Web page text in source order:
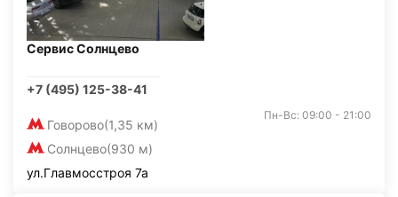
Сервис Солнцево
+7 (495) 125-38-41
Говорово(1,35 км)
Солнцево(930 м)
Пн-Вс: 09:00 - 21:00
ул.Главмосстроя 7а